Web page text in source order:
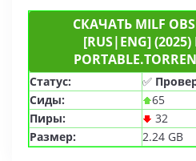
СКАЧАТЬ MILF
[RUS|ENG]
Статус: ✅
Сиды:
65
Пиры:
32
Размер:
2.24 GB